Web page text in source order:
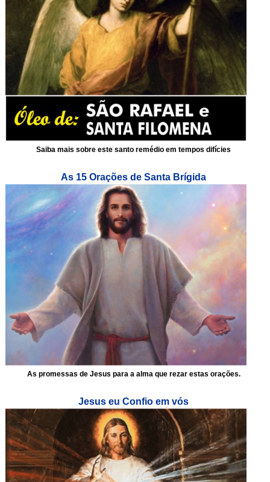
Saiba mais sobre este santo remédio em tempos difícies
As 15 Orações de Santa Brígida
As promessas de Jesus para a alma que rezar estas orações.
Jesus eu Confio em vós